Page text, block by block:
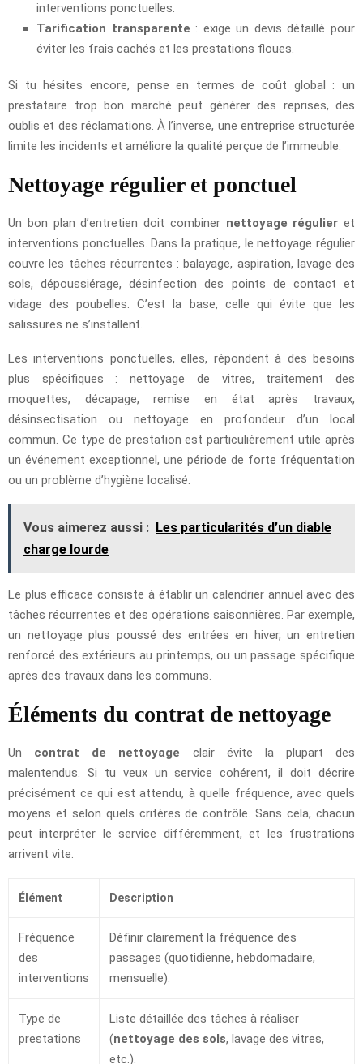
interventions ponctuelles.
Tarification transparente : exige un devis détaillé pour
éviter les frais cachés et les prestations floues.
Si tu hésites encore, pense en termes de coût global : un
prestataire trop bon marché peut générer des reprises, des
oublis et des réclamations. À l’inverse, une entreprise structurée
limite les incidents et améliore la qualité perçue de l’immeuble.
Nettoyage régulier et ponctuel
Un bon plan d’entretien doit combiner nettoyage régulier et
interventions ponctuelles. Dans la pratique, le nettoyage régulier
couvre les tâches récurrentes : balayage, aspiration, lavage des
sols, dépoussiérage, désinfection des points de contact et
vidage des poubelles. C’est la base, celle qui évite que les
salissures ne s’installent.
Les interventions ponctuelles, elles, répondent à des besoins
plus spécifiques : nettoyage de vitres, traitement des
moquettes, décapage, remise en état après travaux,
désinsectisation ou nettoyage en profondeur d’un local
commun. Ce type de prestation est particulièrement utile après
un événement exceptionnel, une période de forte fréquentation
ou un problème d’hygiène localisé.
Vous aimerez aussi : Les particularités d’un diable
charge lourde
Le plus efficace consiste à établir un calendrier annuel avec des
tâches récurrentes et des opérations saisonnières. Par exemple,
un nettoyage plus poussé des entrées en hiver, un entretien
renforcé des extérieurs au printemps, ou un passage spécifique
après des travaux dans les communs.
Éléments du contrat de nettoyage
Un contrat de nettoyage clair évite la plupart des
malentendus. Si tu veux un service cohérent, il doit décrire
précisément ce qui est attendu, à quelle fréquence, avec quels
moyens et selon quels critères de contrôle. Sans cela, chacun
peut interpréter le service différemment, et les frustrations
arrivent vite.
Élément Description
Fréquence
des
interventions
Définir clairement la fréquence des
passages (quotidienne, hebdomadaire,
mensuelle).
Type de
prestations
Liste détaillée des tâches à réaliser
(nettoyage des sols, lavage des vitres,
etc.).